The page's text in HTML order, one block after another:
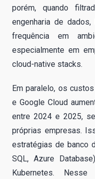
porém, quando
engenharia de
frequência em
especialmente em
cloud-native stacks.
Em paralelo, os
e Google Cloud
entre 2024 e 2025,
próprias empresas.
estratégias de banco
SQL, Azure
Kubernetes.